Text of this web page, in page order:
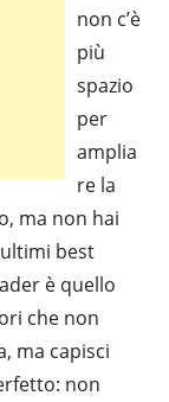
non c’è
più
spazio
per
amplia
re la
ma non hai
best
è quello
che non
ma capisci
non